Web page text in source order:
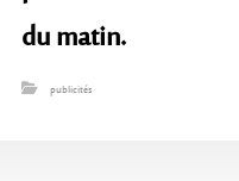
du matin.
publicités